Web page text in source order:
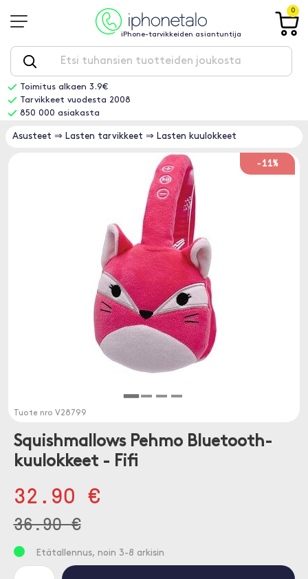
iPhone-tarvikkeiden asiantuntija
0
Toimitus alkaen 3.9€
Tarvikkeet vuodesta 2008
850 000 asiakasta
Asusteet ⇒ Lasten tarvikkeet ⇒ Lasten kuulokkeet
-11%
Tuote nro V28799
Squishmallows Pehmo Bluetooth-
kuulokkeet - Fifi
32.90 €
36.90 €
Etätallennus, noin 3-8 arkisin